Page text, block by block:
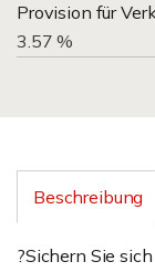
Provision für
3.57 %
Beschreibung
?Sichern Sie